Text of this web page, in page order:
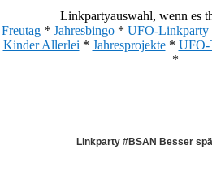
Linkpartyauswahl, wenn es
Freutag* Jahresbingo* UFO-Linkparty
Kinder Allerlei * Jahresprojekte* UFO-
*
Linkparty #BSAN Besser